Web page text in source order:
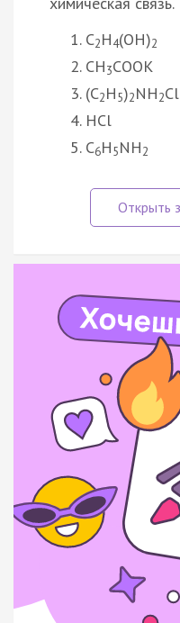
С2H4(OH)2
СH3COOK
(C2H5)2NH2Cl
HCl
C6H5NH2